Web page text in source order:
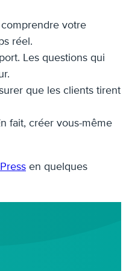
votre
réel.
Les questions qui
que les clients tirent
fait, créer vous-même
en quelques